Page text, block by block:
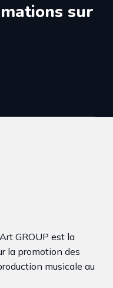
sur
GROUP est la
la promotion des
musicale au